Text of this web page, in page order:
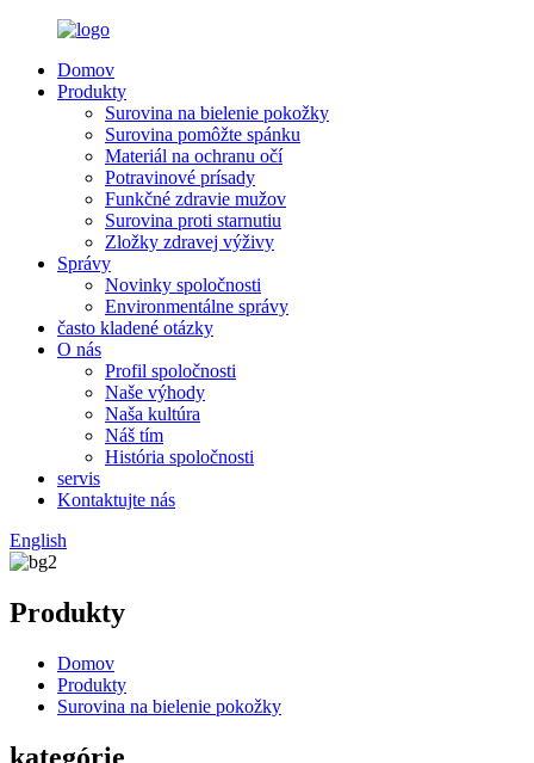
Domov
Produkty
Surovina na bielenie pokožky
Surovina pomôžte spánku
Materiál na ochranu očí
Potravinové prísady
Funkčné zdravie mužov
Surovina proti starnutiu
Zložky zdravej výživy
Správy
Novinky spoločnosti
Environmentálne správy
často kladené otázky
O nás
Profil spoločnosti
Naše výhody
Naša kultúra
Náš tím
História spoločnosti
servis
Kontaktujte nás
English
Produkty
Domov
Produkty
Surovina na bielenie pokožky
kategórie